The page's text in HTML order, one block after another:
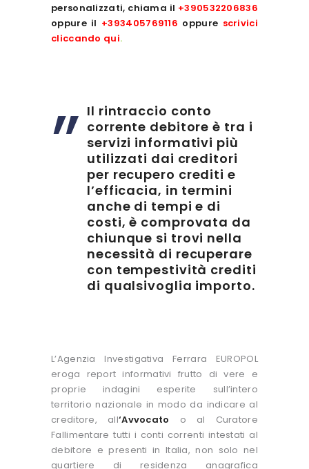
personalizzati, chiama il +390532206836
oppure il +393405769116 oppure scrivici
cliccando qui.
Il rintraccio conto
corrente debitore è tra i
servizi informativi più
utilizzati dai creditori
per recupero crediti e
l’efficacia, in termini
anche di tempi e di
costi, è comprovata da
chiunque si trovi nella
necessità di recuperare
con tempestività crediti
di qualsivoglia importo.
L’Agenzia Investigativa Ferrara EUROPOL
eroga report informativi frutto di vere e
proprie indagini esperite sull’intero
territorio nazionale in modo da indicare al
creditore, all‘Avvocato o al Curatore
Fallimentare tutti i conti correnti intestati al
debitore e presenti in Italia, non solo nel
quartiere di residenza anagrafica